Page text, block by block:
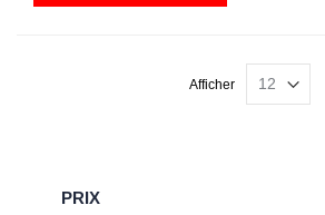
Afficher
PRIX